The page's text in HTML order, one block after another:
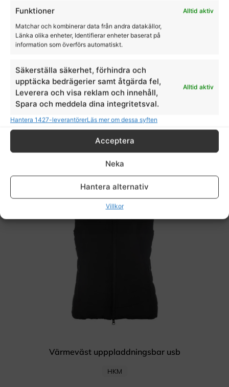
Funktioner
Alltid aktiv
Matchar och kombinerar data från andra datakällor,
Länka olika enheter, Identifierar enheter baserat på
information som överförs automatiskt.
Säkerställa säkerhet, förhindra och
upptäcka bedrägerier samt åtgärda fel,
Leverera och visa reklam och innehåll,
Spara och meddela dina integritetsval.
Alltid aktiv
Hantera 1427-leverantörerLäs mer om dessa syften
Acceptera
Neka
Hantera alternativ
Villkor
JODHPURS WINTER ABISKO
Horse Life
1145,00kr
Värmeväst upppladdningsbar usb
HKM